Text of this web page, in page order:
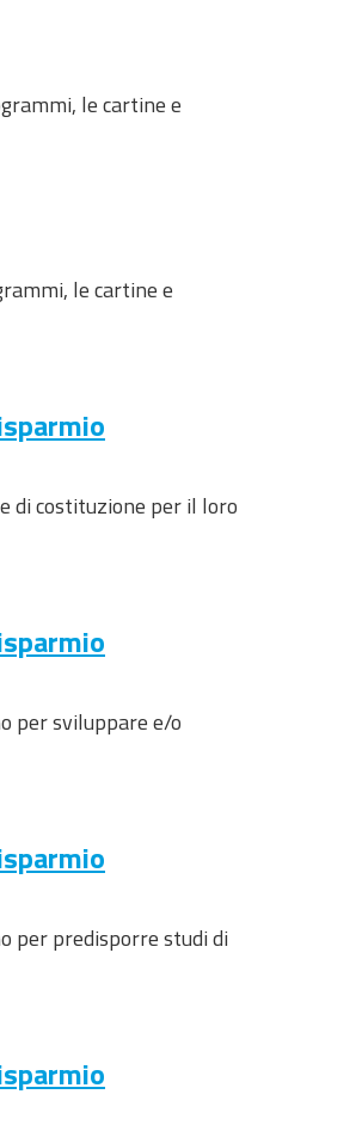
le cartine e
le cartine e
di costituzione per il loro
per sviluppare e/o
per predisporre studi di